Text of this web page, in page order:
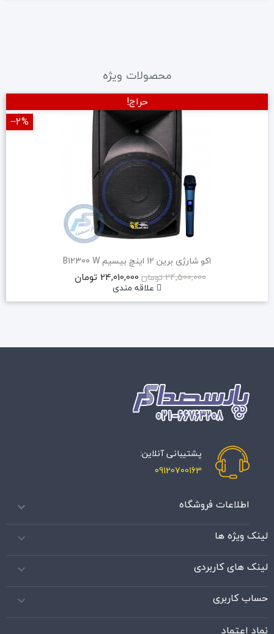
محصولات ویژه
اکو شارژی برین 12 اینچ بیسیم B12300 W
24,500,000 تومان
24,010,000 تومان
علاقه مندی
حراج!
‎−2%
پشتیبانی آنلاین:
09120700163
اطلاعات فروشگاه 
لینک ویژه ها 
لینک های کاربردی 
حساب کاربری 
نماد اعتماد